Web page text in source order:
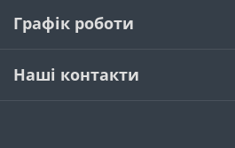
Графік роботи
Наші контакти